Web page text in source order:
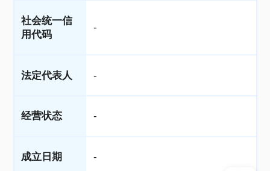
社会统一信
用代码
-
法定代表人 -
经营状态 -
成立日期 -